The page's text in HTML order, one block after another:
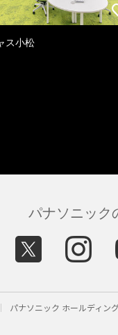
ス小松
パナソニック
パナソニック ホールディン